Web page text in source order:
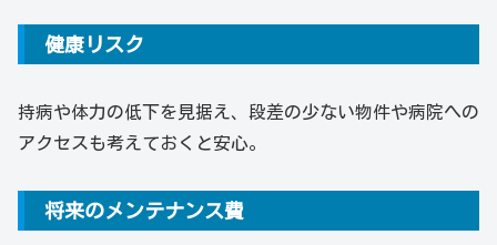
健康リスク
持病や体力の低下を見据え、段差の少ない物件や病院への
アクセスも考えておくと安心。
将来のメンテナンス費